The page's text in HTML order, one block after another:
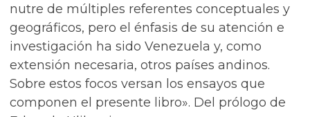
nutre de múltiples referentes conceptuales y
geográficos, pero el énfasis de su atención e
investigación ha sido Venezuela y, como
extensión necesaria, otros países andinos.
Sobre estos focos versan los ensayos que
componen el presente libro». Del prólogo de